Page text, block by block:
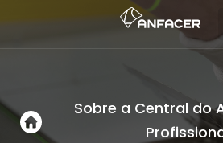
Sobre a Central do